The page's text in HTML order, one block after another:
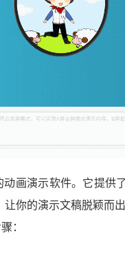
画演示软件。它提供
你的演示文稿脱颖而
：